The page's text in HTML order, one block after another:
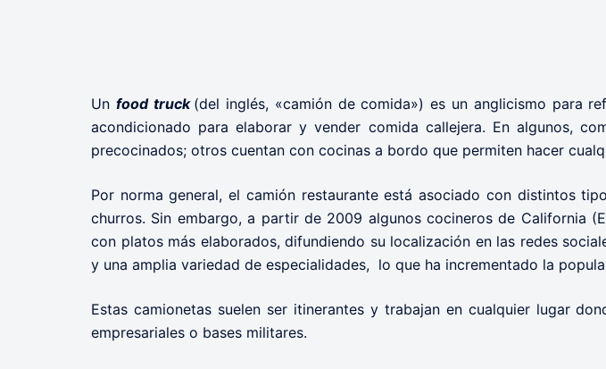
Un food truck (del inglés, «camión de comida») es un anglicismo para
acondicionado para elaborar y vender comida callejera. En algunos,
precocinados; otros cuentan con cocinas a bordo que permiten hacer
Por norma general, el camión restaurante está asociado con distintos
churros. Sin embargo, a partir de 2009 algunos cocineros de California
con platos más elaborados, difundiendo su localización en las redes
y una amplia variedad de especialidades, lo que ha incrementado la
Estas camionetas suelen ser itinerantes y trabajan en cualquier lugar
empresariales o bases militares.